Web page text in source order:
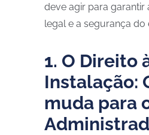
deve agir para
legal e a segurança do
1. O Direito
Instalação:
muda para